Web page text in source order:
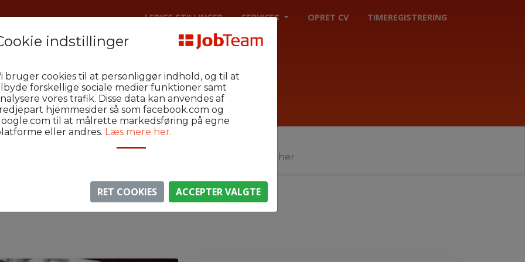
LEDIGE STILLINGER SERVICES OPRET CV TIMEREGISTRERING
i Esbjerg
er ikke længere aktiv, men du kan
se lignende annoncer her .
indstillinger
bruger cookies til at personliggør indhold, og til at
forskellige sociale medier funktioner samt
vores trafik. Disse data kan anvendes af
hjemmesider så som facebook.com og
til at målrette markedsføring på egne
eller andres. Læs mere her.
RET COOKIES ACCEPTER VALGTE